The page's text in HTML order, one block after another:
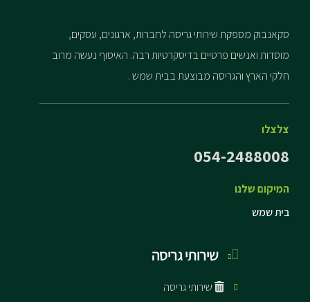
סקאנבוק מספקת שירותי גריסה לחברות, ארגונים, עסקים,
מוסדות ואנשים פרטיים בדיסקרטיות רבה. האיסוף נעשה מרוב
חלקי הארץ והגריסה מבוצעת בבית שמש .
צלצלו
054-2488008
המיקום שלנו
בית שמש
שירותי גריסה
שירותי גריסה